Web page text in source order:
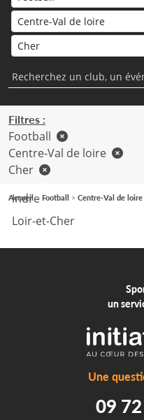
Cher
Indre
Loir-et-Cher
Filtres :
Football
Centre-Val de loire
Cher
Accueil Football Centre-Val de loire
un
Une
09